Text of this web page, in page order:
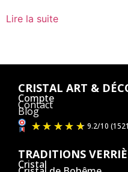
Lire la suite
CRISTAL ART &
Compte
Contact
Blog
TRADITIONS
Cristal